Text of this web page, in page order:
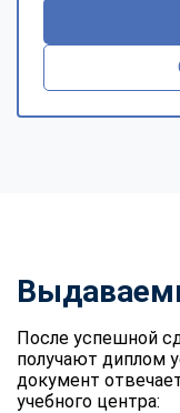
После успешной
получают диплом
документ
учебного центра: